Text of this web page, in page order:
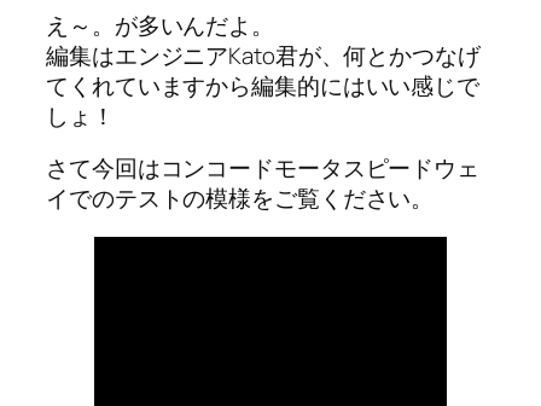
え～。が多いんだよ。
編集はエンジニアKato君が、何とかつなげ
てくれていますから編集的にはいい感じで
しょ！
さて今回はコンコードモータスピードウェ
イでのテストの模様をご覧ください。